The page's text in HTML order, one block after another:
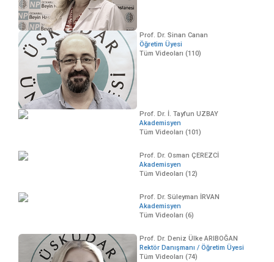
Prof. Dr. Sinan Canan
Öğretim Üyesi
Tüm Videoları (110)
Prof. Dr. İ. Tayfun UZBAY
Akademisyen
Tüm Videoları (101)
Prof. Dr. Osman ÇEREZCİ
Akademisyen
Tüm Videoları (12)
Prof. Dr. Süleyman İRVAN
Akademisyen
Tüm Videoları (6)
Prof. Dr. Deniz Ülke ARIBOĞAN
Rektör Danışmanı / Öğretim Üyesi
Tüm Videoları (74)